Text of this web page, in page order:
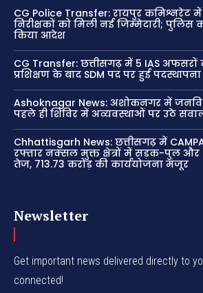
CG Police Transfer: रायपुर कमिश्नरेट
निरीक्षकों को मिली नई जिम्मेदारी; पुलिस
किया आदेश
CG Transfer: छत्तीसगढ़ में 5 IAS अफसरों
प्रशिक्षण के बाद SDM पद पर हुई पदस्थापना
Ashoknagar News: अशोकनगर में
पहले ही शिविर में अव्यवस्थाओं पर उठे
Chhattisgarh News: छत्तीसगढ़ में
रफ्तार नक्सल मुक्त क्षेत्रों में सड़क-पुल और
तेज, 713.73 करोड़ की कार्ययोजना मंजूर
Newsletter
Get important news delivered directly to
connected!